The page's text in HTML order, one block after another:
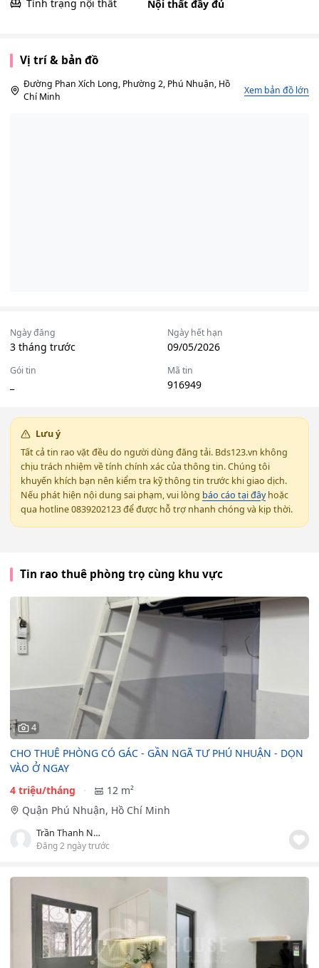
Tình trạng nội thất Nội thất đầy đủ
Vị trí & bản đồ
Đường Phan Xích Long, Phường 2, Phú Nhuận, Hồ
Chí Minh
Xem bản đồ lớn
Ngày đăng
3 tháng trước
Ngày hết hạn
09/05/2026
Gói tin Mã tin
916949
Lưu ý
Tất cả tin rao vặt đều do người dùng đăng tải. Bds123.vn không
chịu trách nhiệm về tính chính xác của thông tin. Chúng tôi
khuyến khích bạn nên kiểm tra kỹ thông tin trước khi giao dịch.
Nếu phát hiện nội dung sai phạm, vui lòng báo cáo tại đâyhoặc
qua hotline 0839202123 để được hỗ trợ nhanh chóng và kịp thời.
Tin rao thuê phòng trọ cùng khu vực
4
CHO THUÊ PHÒNG CÓ GÁC - GẦN NGÃ TƯ PHÚ NHUẬN - DỌN
VÀO Ở NGAY
4 triệu/tháng
12 m²
Quận Phú Nhuận, Hồ Chí Minh
Trần Thanh Nga
Đăng 2 ngày trước